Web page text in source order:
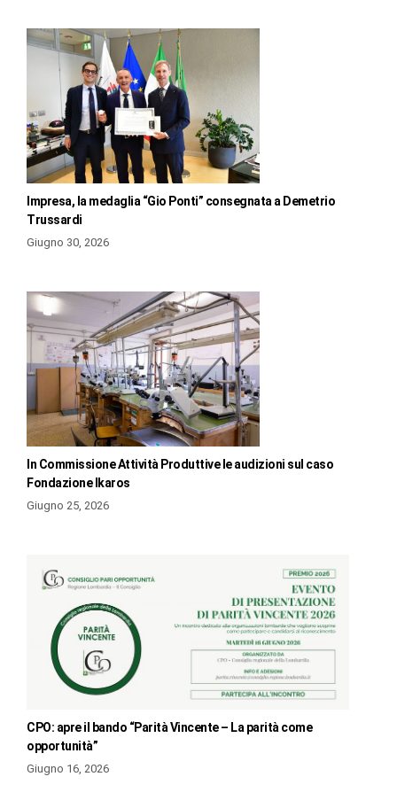
Impresa, la medaglia “Gio Ponti” consegnata a Demetrio
Trussardi
Giugno 30, 2026
In Commissione Attività Produttive le audizioni sul caso
Fondazione Ikaros
Giugno 25, 2026
CPO: apre il bando “Parità Vincente – La parità come
opportunità”
Giugno 16, 2026